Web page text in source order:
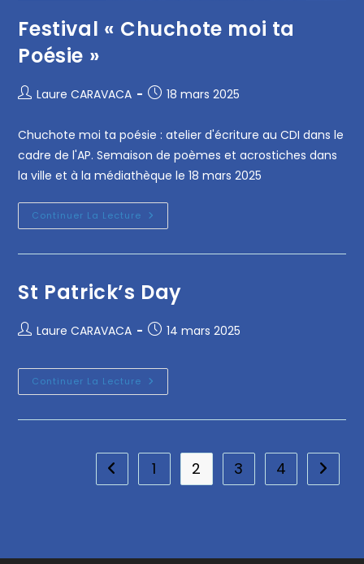
Festival « Chuchote moi ta
Poésie »
Laure CARAVACA 18 mars 2025
Chuchote moi ta poésie : atelier d'écriture au CDI dans le
cadre de l'AP. Semaison de poèmes et acrostiches dans
la ville et à la médiathèque le 18 mars 2025
Continuer La Lecture
St Patrick’s Day
Laure CARAVACA 14 mars 2025
Continuer La Lecture
1 2 3 4